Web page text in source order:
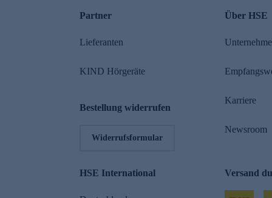
Partner
Lieferanten
KIND Hörgeräte
Bestellung widerrufen
Widerrufsformular
Über HSE
Karriere
Newsroom
HSE International Versand